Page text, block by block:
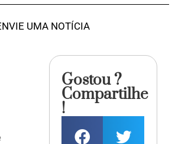
UMA NOTÍCIA
Gostou ?
Compartilhe
!